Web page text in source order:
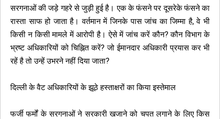
सरगनाओं की जड़े गहरे से जुड़ी हुई है। एक के फंसने पर दूसरेके फंसने का
रास्ता साफ हो जाता है। वर्तमान में जिनके पास जांच का जिम्मा है, वे भी
किसी न किसी मामले में आरोपी है। ऐसे में जांच करें कौन? कौन विभाग के
भ्रष्ट अधिकारियों को चिह्नित करें? जो ईमानदार अधिकारी प्रयास कर भी
रहें है तो उन्हें उभरने नहीं दिया जाता?
दिल्ली के वैट अधिकारियों के झूठे हस्ताक्षरों का किया इस्तेमाल
फर्जी फर्मों के सरगनाओं ने सरकारी खजाने को चपत लगाने के लिए किस